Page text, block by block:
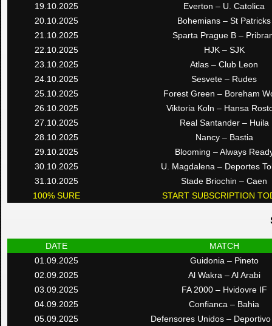
19.10.2025
Everton – U. Catolica
20.10.2025
Bohemians – St Patricks
21.10.2025
Sparta Prague B –
22.10.2025
HJK – SJK
23.10.2025
Atlas – Club Leon
24.10.2025
Sesvete – Rudes
25.10.2025
Forest Green – Boreham
26.10.2025
Viktoria Koln – Hansa
27.10.2025
Real Santander – Huila
28.10.2025
Nancy – Bastia
29.10.2025
Blooming – Always
30.10.2025
U. Magdalena – Deportes
31.10.2025
Stade Briochin – Caen
100% SURE
START SUBSCRIPTION
DATE
MATCH
01.09.2025
Guidonia – Pineto
02.09.2025
Al Wakra – Al Arabi
03.09.2025
FA 2000 – Hvidovre IF
04.09.2025
Confianca – Bahia
05.09.2025
Defensores Unidos –